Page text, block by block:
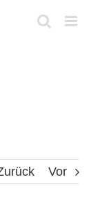
Vor